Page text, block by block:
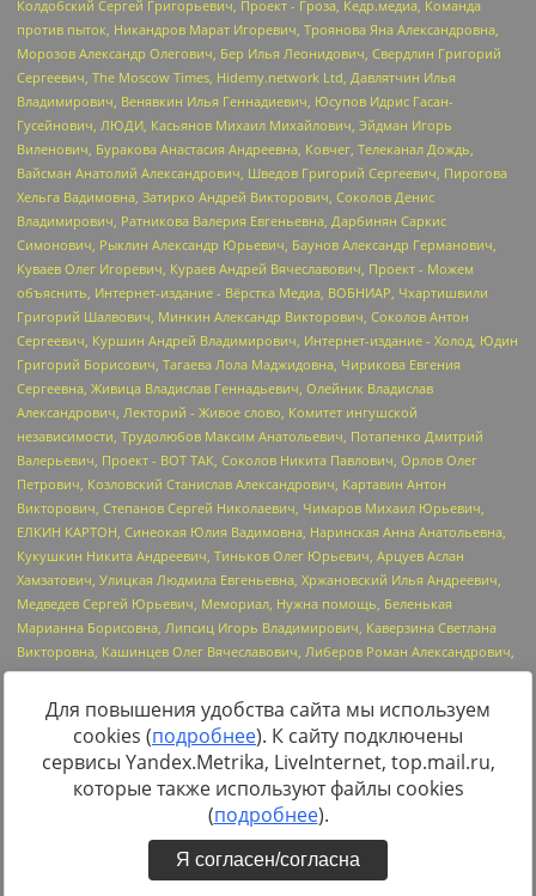
https://minjust.gov.ru/uploaded/files/reestr-
inostrannyih-agentov-22-03-2024.pdfданные на22.03.2024
Для повышения удобства сайта мы используем
cookies (подробнее). К сайту подключены
сервисы Yandex.Metrika, LiveInternet, top.mail.ru,
которые также используют файлы cookies
(подробнее).
Я согласен/согласна